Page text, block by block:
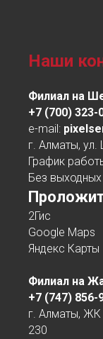
Наши
Филиал на
+7 (700) 323-
e-mail:
г. Алматы, ул.
График
Без
2Гис
Google Maps
Яндекс Карты
Филиал на
+7 (747) 856-
г. Алматы, ЖК
230